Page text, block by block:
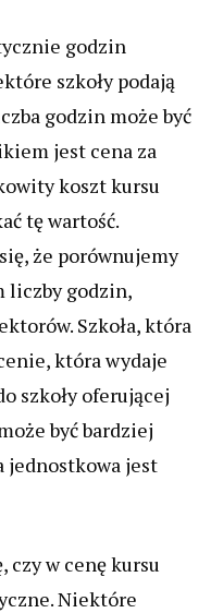
godzin
szkoły podają
godzin może być
jest cena za
koszt kursu
tę wartość.
że porównujemy
liczby godzin,
Szkoła, która
która wydaje
szkoły oferującej
być bardziej
jednostkowa jest
czy w cenę kursu
Niektóre